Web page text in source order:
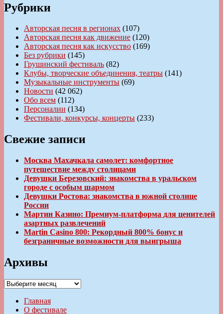
Рубрики
Авторская песня в регионах (107)
Авторская песня как движение (120)
Авторская песня как искусство (169)
Без рубрики (145)
Грушинский фестиваль (82)
Клубы, творческие объединения, театры (141)
Музыкальные инструменты (69)
Новости (42 062)
Обо всем (112)
Персоналии (134)
Фестивали, конкурсы, концерты (233)
Свежие записи
Москва Махачкала самолет: комфортное
путешествие между столицами
Девушки Березовский: знакомства в уральском
городе с особым шармом
Девушки Ростова: знакомства в южной столице
России
Мартин Казино: Премиум-платформа для ценителей
азартных развлечений
Martin Casino 800: Рекордный 800% бонус и
безграничные возможности для выигрыша
Архивы
Архивы
Главная
О фестивале